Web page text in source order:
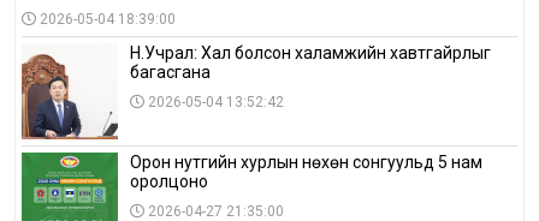
2026-05-04 18:39:00
Н.Учрал: Хал болсон халамжийн хавтгайрлыг
багасгана
2026-05-04 13:52:42
Орон нутгийн хурлын нөхөн сонгуульд 5 нам
оролцоно
2026-04-27 21:35:00